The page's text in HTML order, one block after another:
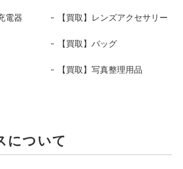
電器 【買取】レンズアクセサリー
【買取】バッグ
【買取】写真整理用品
について